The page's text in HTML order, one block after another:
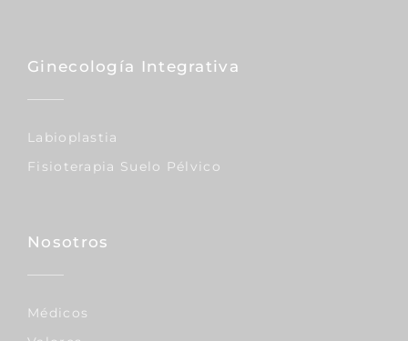
Ginecología Integrativa
Labioplastia
Fisioterapia Suelo Pélvico
Nosotros
Médicos